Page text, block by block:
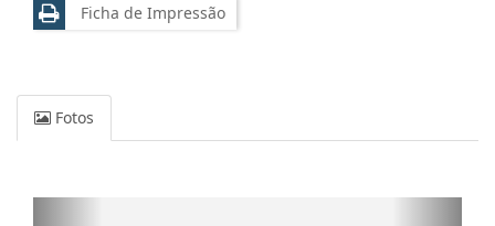
Ficha de Impressão
Fotos